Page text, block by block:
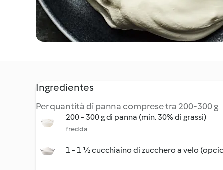
Ingredientes
Per quantità di panna comprese tra 200-300 g
200 - 300 g di panna (min. 30% di grassi)
fredda
1 - 1 ½ cucchiaino di zucchero a velo